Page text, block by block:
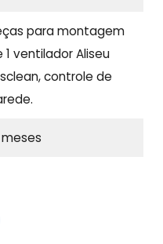
para montagem
1 ventilador Aliseu
controle de
meses